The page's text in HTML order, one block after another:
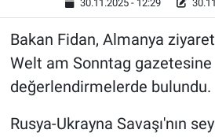
30.11.2025 - 12:29
Bakan Fidan, Almanya
Welt am Sonntag gazetesine
değerlendirmelerde bulundu.
Rusya-Ukrayna Savaşı'nın